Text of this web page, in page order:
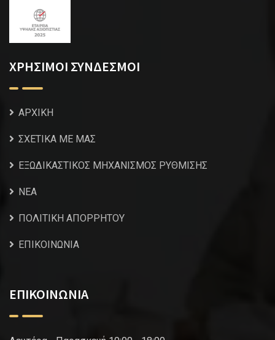
ΧΡΗΣΙΜΟΙ ΣΥΝΔΕΣΜΟΙ
ΑΡΧΙΚΗ
ΣΧΕΤΙΚΑ ΜΕ ΜΑΣ
ΕΞΩΔΙΚΑΣΤΙΚΟΣ ΜΗΧΑΝΙΣΜΟΣ ΡΥΘΜΙΣΗΣ
NEA
ΠΟΛΙΤΙΚΗ ΑΠΟΡΡΗΤΟΥ
ΕΠΙΚΟΙΝΩΝΙΑ
ΕΠΙΚΟΙΝΩΝΙΑ